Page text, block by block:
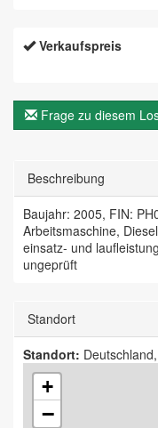
Verkaufspreis
Frage zu diesem
Beschreibung
Baujahr: 2005, FIN:
Arbeitsmaschine,
einsatz- und
ungeprüft
Standort
Standort:
+
−